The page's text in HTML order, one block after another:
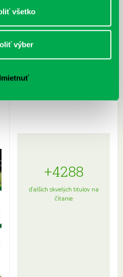
všetko
výber
Hardy, Paula: Japonsko na tanieri:
kompletný sprievodca
+4288
ďalších skvelých titulov na
čítanie